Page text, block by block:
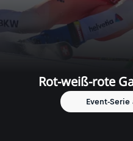
Rot-weiß-rote
Event-Serie